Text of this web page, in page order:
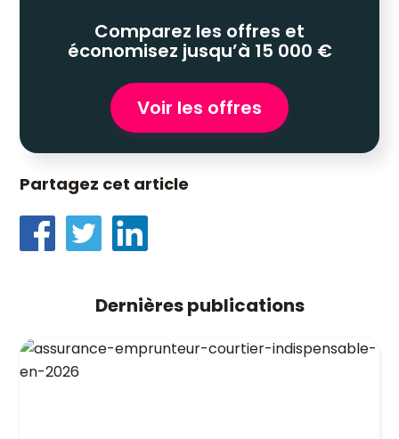
Comparez les offres et
économisez jusqu’à 15 000 €
Voir les offres
Partagez cet article
Dernières publications